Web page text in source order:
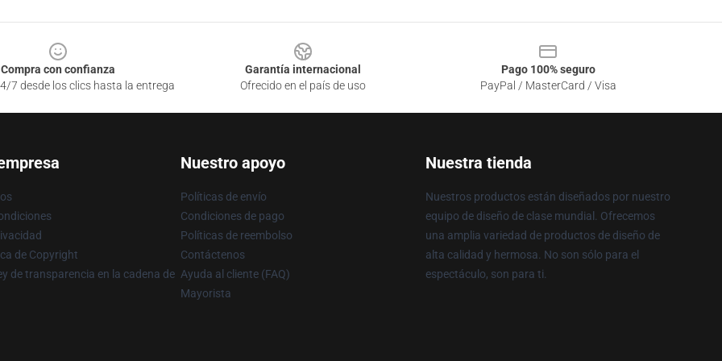
Compra con confianza
7 desde los clics hasta la entrega
Garantía internacional
Ofrecido en el país de uso
Pago 100% seguro
PayPal / MasterCard / Visa
de Copyright
de transparencia en la cadena de
Nuestro apoyo
Políticas de envío
Condiciones de pago
Políticas de reembolso
Contáctenos
Ayuda al cliente (FAQ)
Mayorista
Nuestra tienda
Nuestros productos están diseñados por nuestro
equipo de diseño de clase mundial. Ofrecemos
una amplia variedad de productos de diseño de
alta calidad y hermosa. No son sólo para el
espectáculo, son para ti.